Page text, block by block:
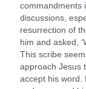
commandments
discussions,
resurrection of
him and asked,
This scribe
approach Jesus
accept his word.